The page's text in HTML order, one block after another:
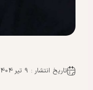
تاریخ انتشار : 9 تیر 1404